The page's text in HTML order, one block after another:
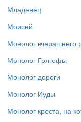
Младенец
Моисей
Монолог вчерашнего
Монолог Голгофы
Монолог дороги
Монолог Иуды
Монолог креста, на